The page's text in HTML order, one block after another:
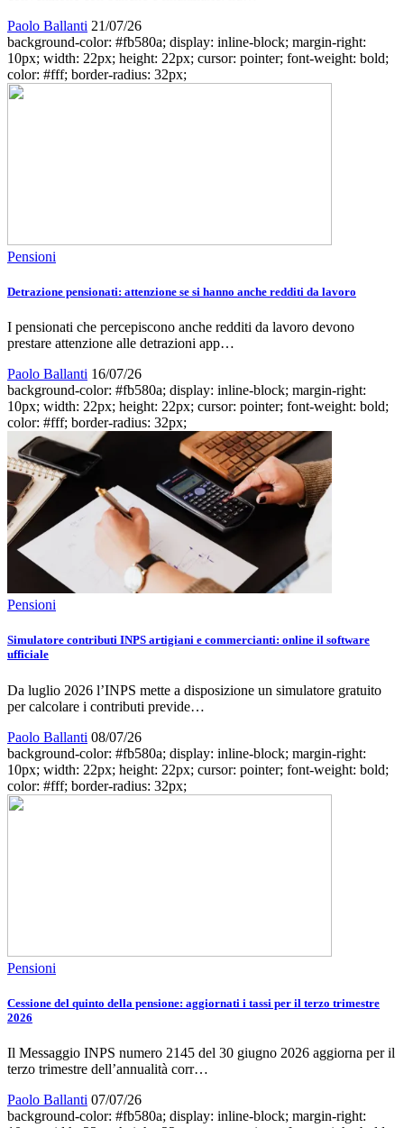
Paolo Ballanti 21/07/26
background-color: #fb580a; display: inline-block; margin-right:
10px; width: 22px; height: 22px; cursor: pointer; font-weight: bold;
color: #fff; border-radius: 32px;
Pensioni
Detrazione pensionati: attenzione se si hanno anche redditi da lavoro
I pensionati che percepiscono anche redditi da lavoro devono
prestare attenzione alle detrazioni app…
Paolo Ballanti 16/07/26
background-color: #fb580a; display: inline-block; margin-right:
10px; width: 22px; height: 22px; cursor: pointer; font-weight: bold;
color: #fff; border-radius: 32px;
Pensioni
Simulatore contributi INPS artigiani e commercianti: online il software
ufficiale
Da luglio 2026 l’INPS mette a disposizione un simulatore gratuito
per calcolare i contributi previde…
Paolo Ballanti 08/07/26
background-color: #fb580a; display: inline-block; margin-right:
10px; width: 22px; height: 22px; cursor: pointer; font-weight: bold;
color: #fff; border-radius: 32px;
Pensioni
Cessione del quinto della pensione: aggiornati i tassi per il terzo trimestre
2026
Il Messaggio INPS numero 2145 del 30 giugno 2026 aggiorna per il
terzo trimestre dell’annualità corr…
Paolo Ballanti 07/07/26
background-color: #fb580a; display: inline-block; margin-right: